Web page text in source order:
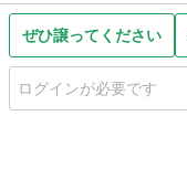
ぜひ譲ってください